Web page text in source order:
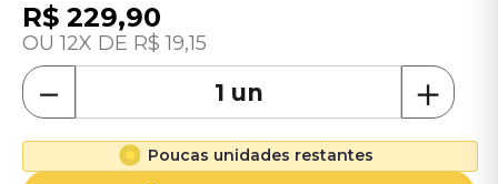
R$ 229,90
12 R$ 19,15
＋
－
Poucas unidades restantes